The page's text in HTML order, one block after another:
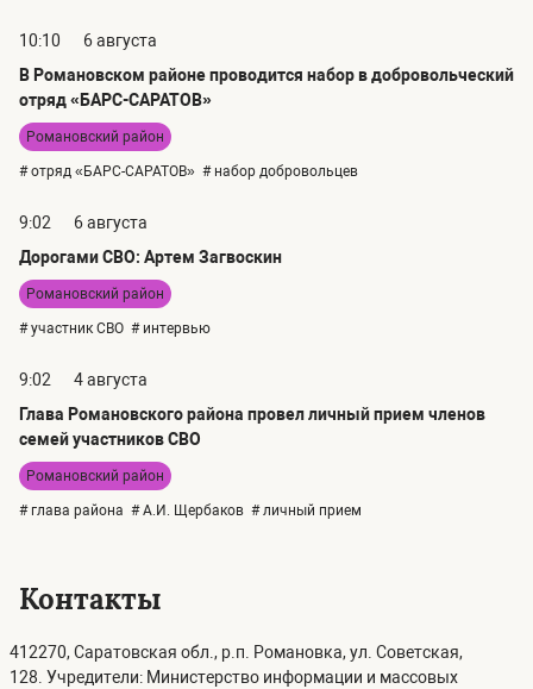
10:10
6 августа
В Романовском районе проводится набор в добровольческий
отряд «БАРС-САРАТОВ»
Романовский район
# отряд «БАРС-САРАТОВ» # набор добровольцев
9:02
6 августа
Дорогами СВО: Артем Загвоскин
Романовский район
# участник СВО # интервью
9:02
4 августа
Глава Романовского района провел личный прием членов
семей участников СВО
Романовский район
# глава района # А.И. Щербаков # личный прием
Контакты
412270, Саратовская обл., р.п. Романовка, ул. Советская,
128. Учредители: Министерство информации и массовых